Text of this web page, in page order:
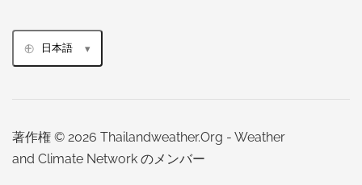
日本語
著作権 © 2026 Thailandweather.Org - Weather
and Climate Network のメンバー